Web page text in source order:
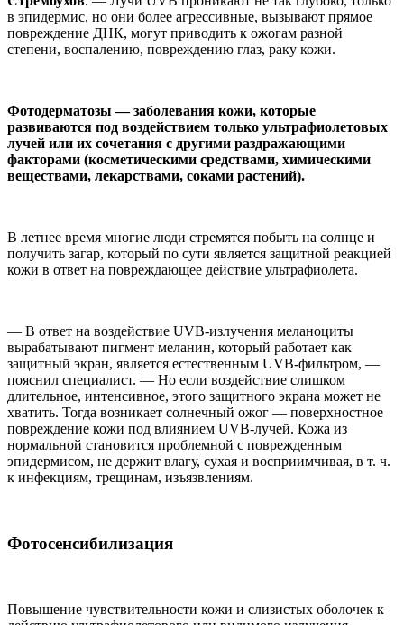
в эпидермис, но они более агрессивные, вызывают прямое
повреждение ДНК, могут приводить к ожогам разной
степени, воспалению, повреждению глаз, раку кожи.
Фотодерматозы — заболевания кожи, которые
развиваются под воздействием только ультрафиолетовых
лучей или их сочетания с другими раздражающими
факторами (косметическими средствами, химическими
веществами, лекарствами, соками растений).
В летнее время многие люди стремятся побыть на солнце и
получить загар, который по сути является защитной реакцией
кожи в ответ на повреждающее действие ультрафиолета.
— В ответ на воздействие UVB-излучения меланоциты
вырабатывают пигмент меланин, который работает как
защитный экран, является естественным UVB-фильтром, —
пояснил специалист. — Но если воздействие слишком
длительное, интенсивное, этого защитного экрана может не
хватить. Тогда возникает солнечный ожог — поверхностное
повреждение кожи под влиянием UVB-лучей. Кожа из
нормальной становится проблемной с поврежденным
эпидермисом, не держит влагу, сухая и восприимчивая, в т. ч.
к инфекциям, трещинам, изъязвлениям.
Фотосенсибилизация
Повышение чувствительности кожи и слизистых оболочек к